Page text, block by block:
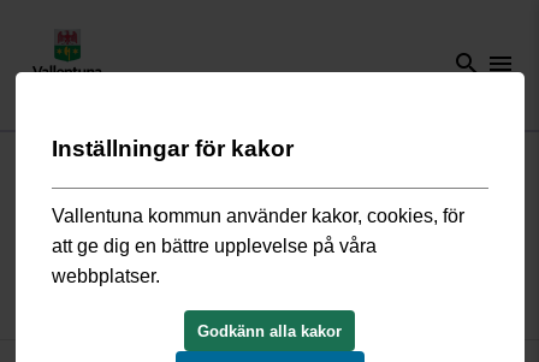
search menu
Start/Bygga, bo och miljö/ Översiktsplan och detaljplaner
Detaljplan Rosenkälla golfbana
Inställningar för kakor
Vallentuna kommun använder kakor, cookies, för
att ge dig en bättre upplevelse på våra
webbplatser.
Godkänn alla kakor